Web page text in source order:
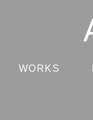
WORKS